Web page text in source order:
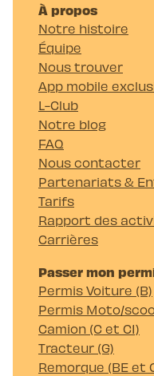
À propos
Notre histoire
Équipe
Nous trouver
App mobile
L-Club
Notre blog
FAQ
Nous contacter
Partenariats &
Tarifs
Rapport des
Carrières
Passer mon
Permis Voiture (B)
Permis Moto/
Camion (C et C1)
Tracteur (G)
Remorque (BE et